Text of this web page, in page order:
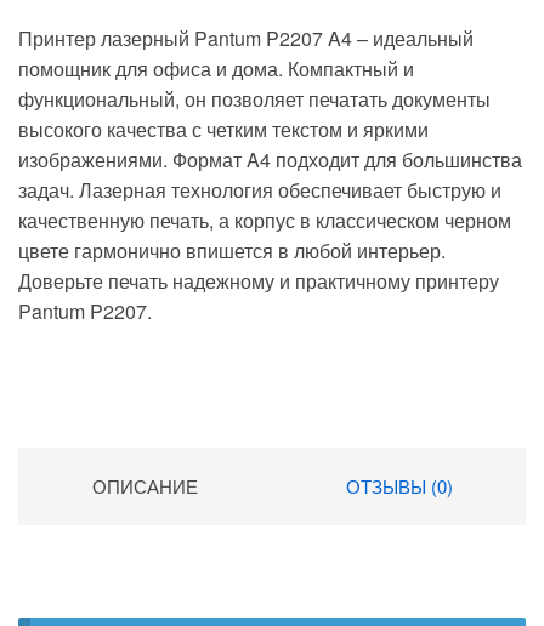
Принтер лазерный Pantum P2207 A4 – идеальный
помощник для офиса и дома. Компактный и
функциональный, он позволяет печатать документы
высокого качества с четким текстом и яркими
изображениями. Формат A4 подходит для большинства
задач. Лазерная технология обеспечивает быструю и
качественную печать, а корпус в классическом черном
цвете гармонично впишется в любой интерьер.
Доверьте печать надежному и практичному принтеру
Pantum P2207.
ОПИСАНИЕ ОТЗЫВЫ (0)